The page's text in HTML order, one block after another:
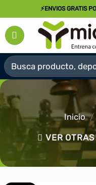
al
contenido
⚡ENVIOS GRATIS
Buscar
por:
Inicio /
VER